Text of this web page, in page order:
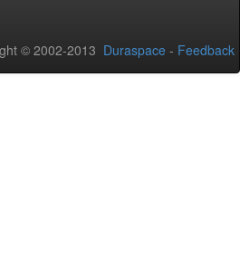
© 2002-2013 Duraspace - Feedback